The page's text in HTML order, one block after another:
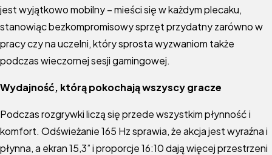
jest wyjątkowo mobilny – mieści się w każdym plecaku,
stanowiąc bezkompromisowy sprzęt przydatny zarówno w
pracy czy na uczelni, który sprosta wyzwaniom także
podczas wieczornej sesji gamingowej.
Wydajność, którą pokochają wszyscy gracze
Podczas rozgrywki liczą się przede wszystkim płynność i
komfort. Odświeżanie 165 Hz sprawia, że akcja jest wyraźna i
płynna, a ekran 15,3” i proporcje 16:10 dają więcej przestrzeni